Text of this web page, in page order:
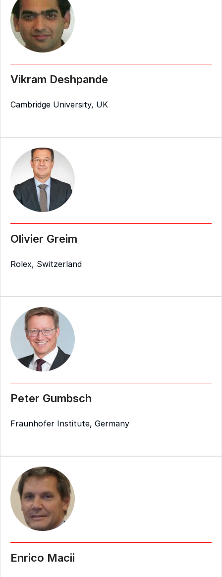
Vikram Deshpande
Cambridge University, UK
Olivier Greim
Rolex, Switzerland
Peter Gumbsch
Fraunhofer Institute, Germany
Enrico Macii